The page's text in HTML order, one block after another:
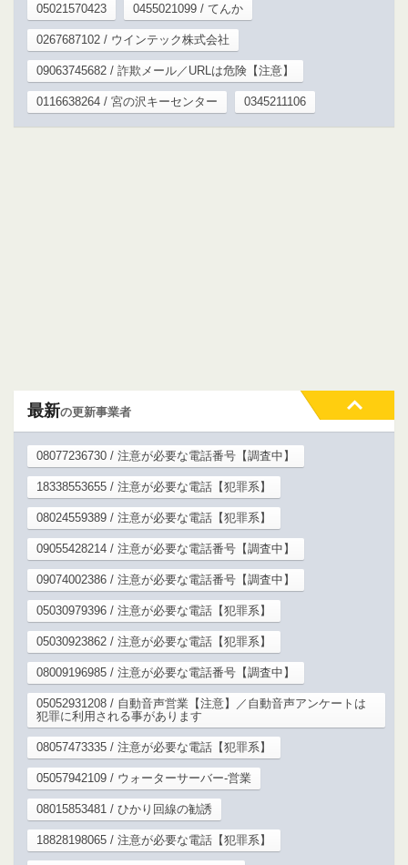
05021570423 0455021099 / てんか
0267687102 / ウインテック株式会社
09063745682 / 詐欺メール／URLは危険【注意】
0116638264 / 宮の沢キーセンター 0345211106
最新の更新事業者
08077236730 / 注意が必要な電話番号【調査中】
18338553655 / 注意が必要な電話【犯罪系】
08024559389 / 注意が必要な電話【犯罪系】
09055428214 / 注意が必要な電話番号【調査中】
09074002386 / 注意が必要な電話番号【調査中】
05030979396 / 注意が必要な電話【犯罪系】
05030923862 / 注意が必要な電話【犯罪系】
08009196985 / 注意が必要な電話番号【調査中】
05052931208 / 自動音声営業【注意】／自動音声アンケートは
犯罪に利用される事があります
08057473335 / 注意が必要な電話【犯罪系】
05057942109 / ウォーターサーバー-営業
08015853481 / ひかり回線の勧誘
18828198065 / 注意が必要な電話【犯罪系】